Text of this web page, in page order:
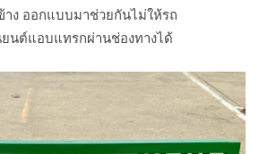
ง ออกแบบมาช่วยกันไม่ให้รถ
ยนต์แอบแทรกผ่านช่องทางได้